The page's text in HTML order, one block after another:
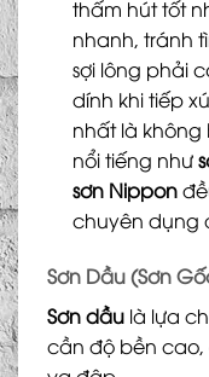
thấm hút tốt
nhanh, tránh
sợi lông phải
dính khi tiếp
nhất là không
nổi tiếng như
sơn Nippon
chuyên dụng
Sơn Dầu (Sơn
Sơn dầu là lựa
cần độ bền cao,